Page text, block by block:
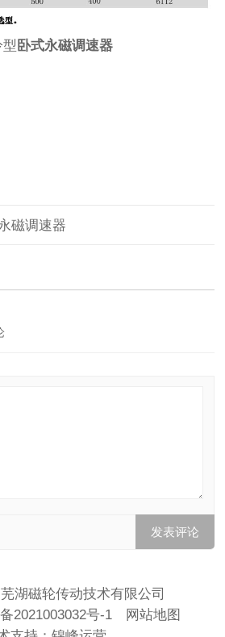
型 卧式永磁调速器
磁调速器
湖磁轮传动技术有限公司
2021003032号-1
网站地图